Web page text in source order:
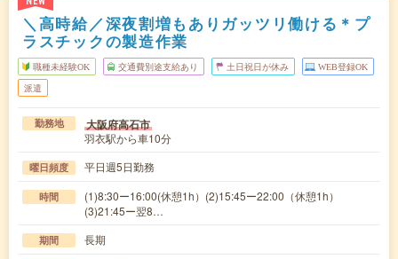
＼高時給／深夜割増もありガッツリ働ける＊プ
ラスチックの製造作業
職種未経験OK 交通費別途支給あり 土日祝日が休み WEB登録OK
派遣
勤務地 大阪府高石市
羽衣駅から車10分
曜日頻度 平日週5日勤務
時間
(1)8:30ー16:00(休憩1h）(2)15:45ー22:00（休憩1h）
(3)21:45ー翌8…
期間 長期